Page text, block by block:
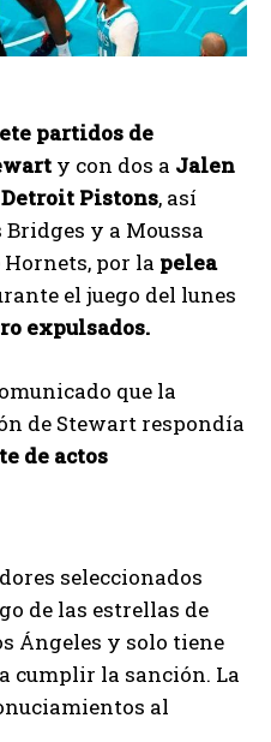
partidos de
y con dos a Jalen
Detroit Pistons, así
y a Moussa
Hornets, por la pelea
el juego del lunes
expulsados.
que la
de Stewart respondía
de actos
seleccionados
de las estrellas de
Ángeles y solo tiene
cumplir la sanción. La
al